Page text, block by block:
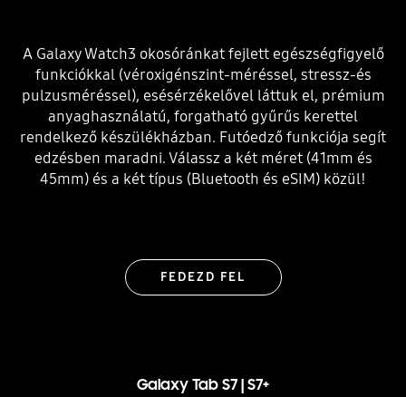
A Galaxy Watch3 okosóránkat fejlett egészségfigyelő
funkciókkal (véroxigénszint-méréssel, stressz-és
pulzusméréssel), esésérzékelővel láttuk el, prémium
anyaghasználatú, forgatható gyűrűs kerettel
rendelkező készülékházban. Futóedző funkciója segít
edzésben maradni. Válassz a két méret (41mm és
45mm) és a két típus (Bluetooth és eSIM) közül!
FEDEZD FEL
Galaxy Tab S7 | S7+